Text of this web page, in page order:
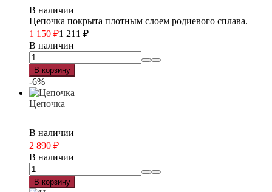
В наличии
Цепочка покрыта плотным слоем родиевого сплава.
1 150 ₽1 211 ₽
В наличии
В корзину
-6%
Цепочка
В наличии
2 890 ₽
В наличии
В корзину